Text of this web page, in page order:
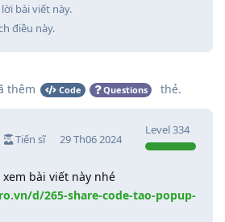
bài viết này.
điều này.
thêm Code Questions thẻ.
Tiến sĩ
Level334
29 Th06 2024
xem bài viết này nhé
d/265-share-code-tao-popup-